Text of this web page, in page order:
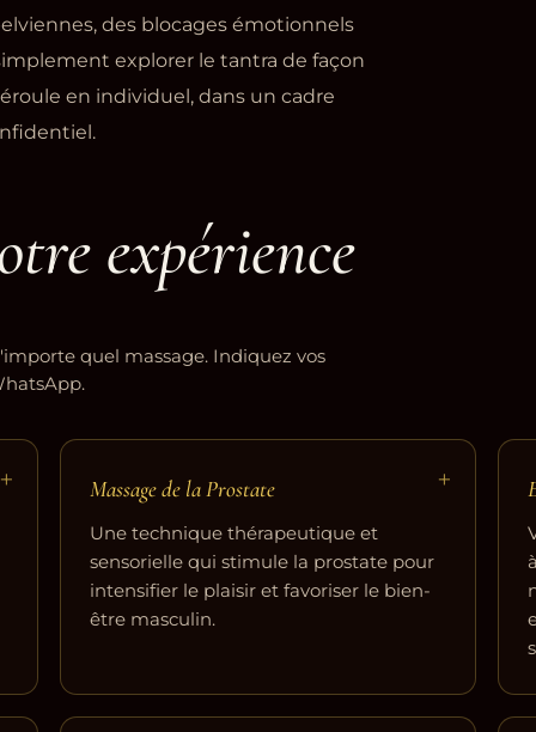
des blocages émotionnels
explorer le tantra de façon
en individuel, dans un cadre
expérience
quel massage. Indiquez vos
+ +
Massage de la Prostate
Une technique thérapeutique et
sensorielle qui stimule la prostate pour
intensifier le plaisir et favoriser le bien-
être masculin.